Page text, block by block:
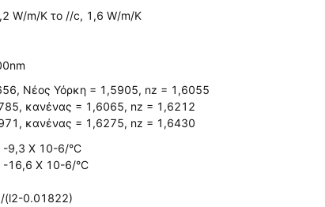
W/m/K το //c, 1,6 W/m/K
Νέος Υόρκη = 1,5905, nz = 1,6055
κανένας = 1,6065, nz = 1,6212
κανένας = 1,6275, nz = 1,6430
-9,3 Χ 10-6/°C
-16,6 Χ 10-6/°C
(l2-0.01822)